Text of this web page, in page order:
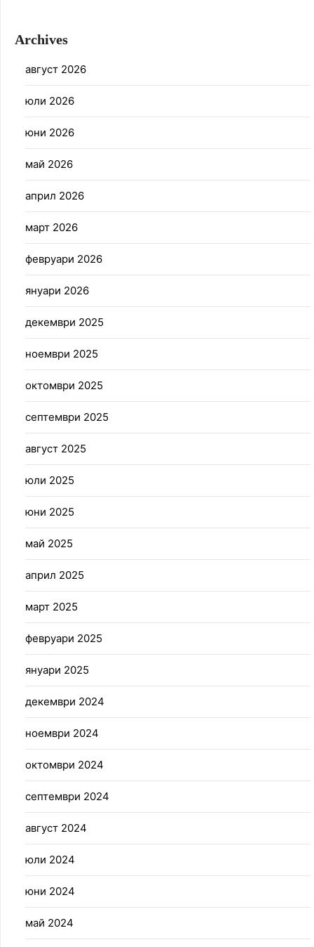
Archives
август 2026
юли 2026
юни 2026
май 2026
април 2026
март 2026
февруари 2026
януари 2026
декември 2025
ноември 2025
октомври 2025
септември 2025
август 2025
юли 2025
юни 2025
май 2025
април 2025
март 2025
февруари 2025
януари 2025
декември 2024
ноември 2024
октомври 2024
септември 2024
август 2024
юли 2024
юни 2024
май 2024